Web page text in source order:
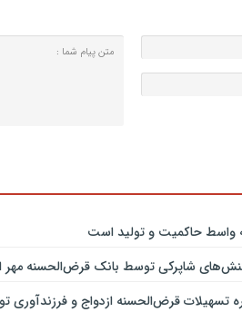
حاكمیت و تولید است
شاپرکی توسط بانک قرض‌الحسنه مهر